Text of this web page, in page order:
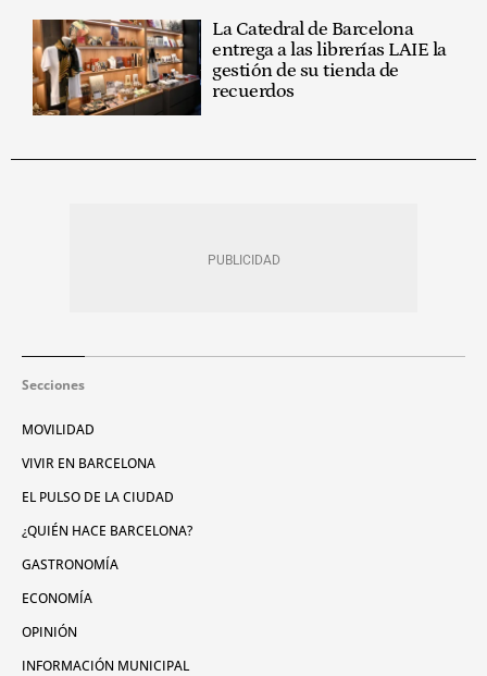
La Catedral de Barcelona
entrega a las librerías LAIE la
gestión de su tienda de
recuerdos
Secciones
MOVILIDAD
VIVIR EN BARCELONA
EL PULSO DE LA CIUDAD
¿QUIÉN HACE BARCELONA?
GASTRONOMÍA
ECONOMÍA
OPINIÓN
INFORMACIÓN MUNICIPAL